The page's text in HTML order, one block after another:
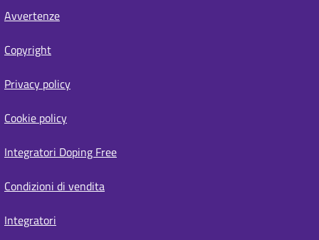
e
S
t
m
p
Avvertenze
Copyright
Privacy policy
Cookie policy
Integratori Doping Free
Condizioni di vendita
Integratori